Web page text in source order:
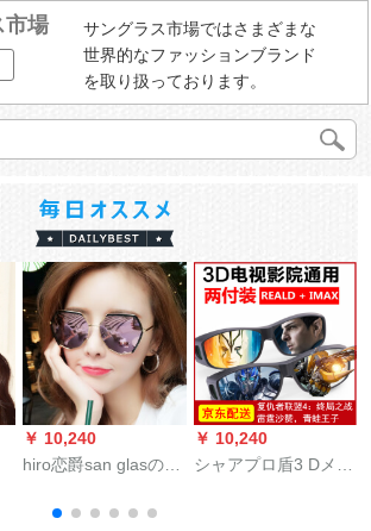
市場
サングラス市場ではさまざまな
世界的なファッションブランド
を取り扱っております。
￥ 10,240
hiro恋爵san glasの女
カットの丸顔ネット
￥ 10,240
シャアプロ盾3 Dメガ